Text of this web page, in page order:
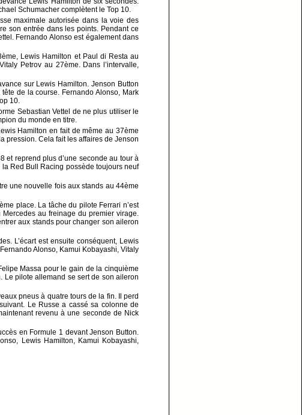
Schumacher complètent le Top 10.
maximale autorisée dans la voie des
son entrée dans les points. Pendant ce
Fernando Alonso est également dans
Lewis Hamilton et Paul di Resta au
Petrov au 27ème. Dans l’intervalle,
sur Lewis Hamilton. Jenson Button
de la course. Fernando Alonso, Mark
10.
Sebastian Vettel de ne plus utiliser le
du monde en titre.
Hamilton en fait de même au 37ème
pression. Cela fait les affaires de Jenson
et reprend plus d’une seconde au tour à
la Red Bull Racing possède toujours neuf
une nouvelle fois aux stands au 44ème
place. La tâche du pilote Ferrari n’est
au freinage du premier virage.
aux stands pour changer son aileron
L’écart est ensuite conséquent, Lewis
Alonso, Kamui Kobayashi, Vitaly
Massa pour le gain de la cinquième
Le pilote allemand se sert de son aileron
pneus à quatre tours de la fin. Il perd
Le Russe a cassé sa colonne de
revenu à une seconde de Nick
en Formule 1 devant Jenson Button.
Lewis Hamilton, Kamui Kobayashi,